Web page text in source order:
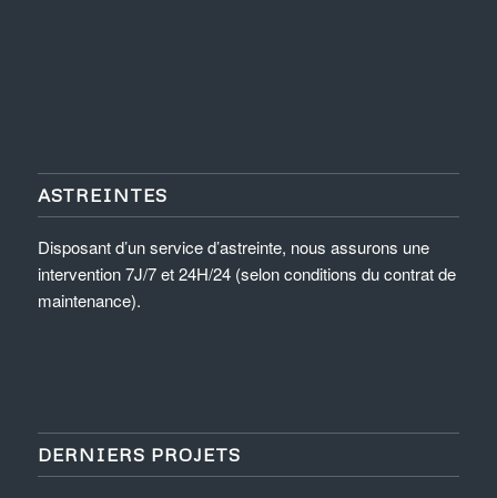
ASTREINTES
Disposant d’un service d’astreinte, nous assurons une
intervention 7J/7 et 24H/24 (selon conditions du contrat de
maintenance).
DERNIERS PROJETS